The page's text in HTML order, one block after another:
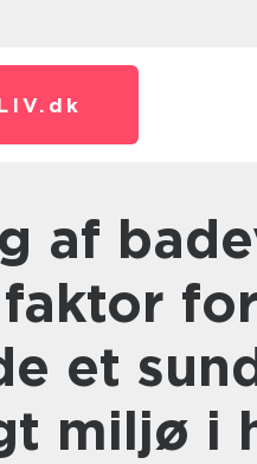
dk
et
miljø i